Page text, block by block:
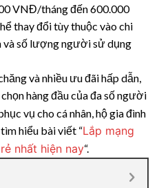
VNĐ/tháng đến 600.000
thay đổi tùy thuộc vào chi
số lượng người sử dụng
và nhiều ưu đãi hấp dẫn,
hàng đầu của đa số người
vụ cho cá nhân, hộ gia đình
hiểu bài viết “Lắp mạng
nhất hiện nay“.